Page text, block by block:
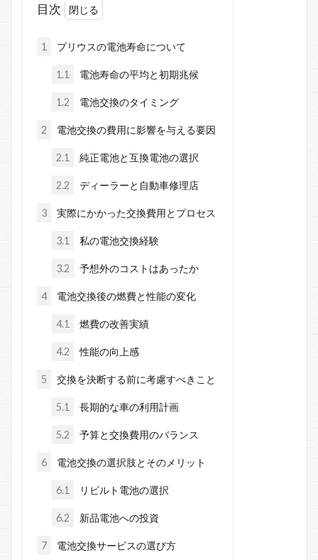
目次
1 プリウスの電池寿命について
1.1 電池寿命の平均と初期兆候
1.2 電池交換のタイミング
2 電池交換の費用に影響を与える要因
2.1 純正電池と互換電池の選択
2.2 ディーラーと自動車修理店
3 実際にかかった交換費用とプロセス
3.1 私の電池交換経験
3.2 予想外のコストはあったか
4 電池交換後の燃費と性能の変化
4.1 燃費の改善実績
4.2 性能の向上感
5 交換を決断する前に考慮すべきこと
5.1 長期的な車の利用計画
5.2 予算と交換費用のバランス
6 電池交換の選択肢とそのメリット
6.1 リビルト電池の選択
6.2 新品電池への投資
7 電池交換サービスの選び方